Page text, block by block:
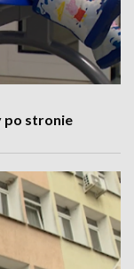
po stronie